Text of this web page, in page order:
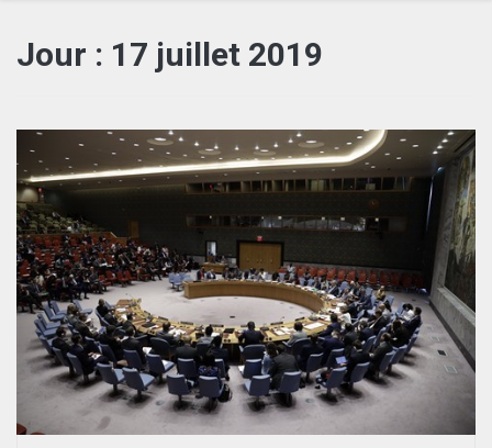
Jour : 17 juillet 2019